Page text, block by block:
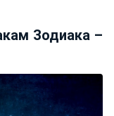
Зодиака –